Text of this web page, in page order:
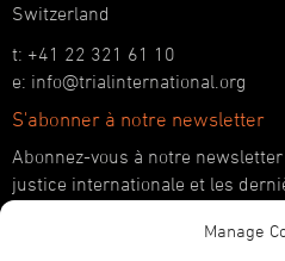
Manage
Switzerland
t: +41 22 321 61 10
e: info@trialinternational.org
S'abonner à notre newsletter
Abonnez-vous à notre
justice internationale et les